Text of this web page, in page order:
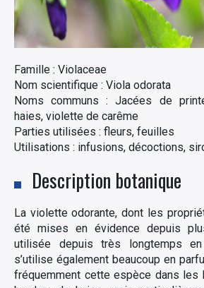
Famille : Violaceae
Nom scientifique : Viola odorata
Noms communs : Jacées de
haies, violette de carême
Parties utilisées : fleurs, feuilles
Utilisations : infusions, décoctions,
Description botanique
La violette odorante, dont les
été mises en évidence depuis
utilisée depuis très longtemps
s’utilise également beaucoup en
fréquemment cette espèce dans